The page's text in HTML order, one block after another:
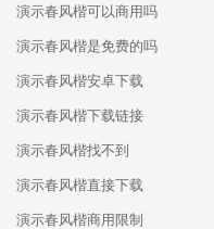
演示春风楷可以商用吗
演示春风楷是免费的吗
演示春风楷安卓下载
演示春风楷下载链接
演示春风楷找不到
演示春风楷直接下载
演示春风楷商用限制